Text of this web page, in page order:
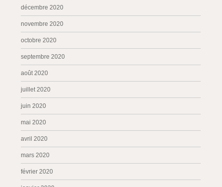
décembre 2020
novembre 2020
octobre 2020
septembre 2020
août 2020
juillet 2020
juin 2020
mai 2020
avril 2020
mars 2020
février 2020